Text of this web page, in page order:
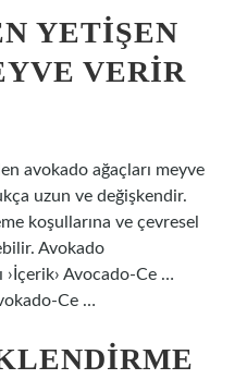
YETIŞEN
VERIR
avokado ağaçları meyve
uzun ve değişkendir.
koşullarına ve çevresel
Avokado
›İçerik› Avocado-Ce …
Ce …